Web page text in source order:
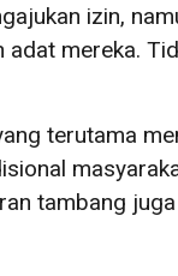
izin,
mereka.
terutama
tambang